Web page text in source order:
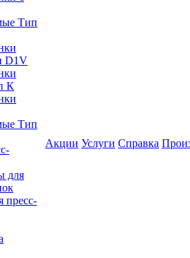
Тип
D1V
К
Тип
для
пресс-
Акции Услуги Справка